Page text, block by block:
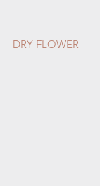
DRY FLOWER